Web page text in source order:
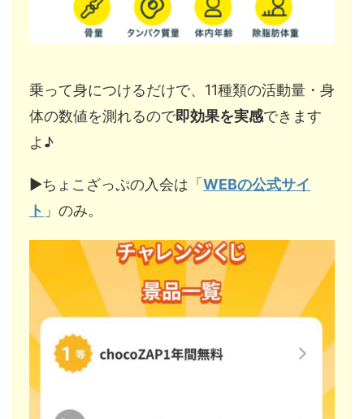
乗って身につけるだけで、11種類の活動量・身
体の数値を測れるので即効果を実感できます
よ♪
▶︎ちょこざっぷの入会は「WEBの公式サイ
ト 」のみ。